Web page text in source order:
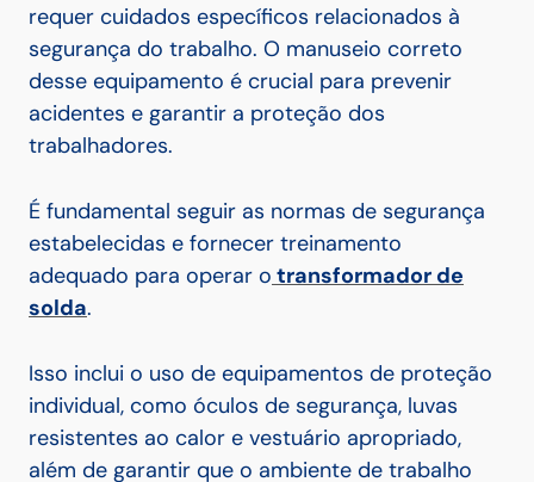
requer cuidados específicos relacionados à
segurança do trabalho. O manuseio correto
desse equipamento é crucial para prevenir
acidentes e garantir a proteção dos
trabalhadores.
É fundamental seguir as normas de segurança
estabelecidas e fornecer treinamento
adequado para operar o transformador de
solda.
Isso inclui o uso de equipamentos de proteção
individual, como óculos de segurança, luvas
resistentes ao calor e vestuário apropriado,
além de garantir que o ambiente de trabalho